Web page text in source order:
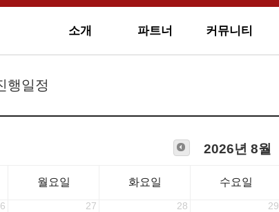
소개 파트너 커뮤니티
행일정
2026년 8월
월요일 화요일 수요일
27 28 29